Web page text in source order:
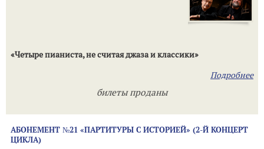
«Четыре пианиста, не считая джаза и классики»
Подробнее
билеты проданы
АБОНЕМЕНТ №21 «ПАРТИТУРЫ С ИСТОРИЕЙ» (2-Й КОНЦЕРТ
ЦИКЛА)